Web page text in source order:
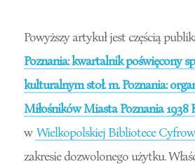
Powyższy artykuł jest częścią
Poznania: kwartalnik poświęcony
kulturalnym stoł. m. Poznania:
Miłośników Miasta Poznania 1938
w Wielkopolskiej Bibliotece
zakresie dozwolonego użytku.